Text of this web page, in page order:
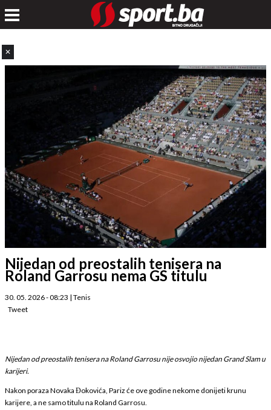
✕
Nijedan od preostalih tenisera na
Roland Garrosu nema GS titulu
30. 05. 2026 - 08:23 | Tenis
Tweet
Nijedan od preostalih tenisera na Roland Garrosu nije osvojio nijedan Grand Slam u
karijeri.
Nakon poraza Novaka Đokovića, Pariz će ove godine nekome donijeti krunu
karijere, a ne samo titulu na Roland Garrosu.